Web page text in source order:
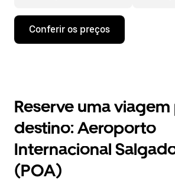
Pressione
seta
o
e
uma
data.
Pressione
Conferir os preços
Reserve uma
destino: Aeroporto
Internacional
(POA)